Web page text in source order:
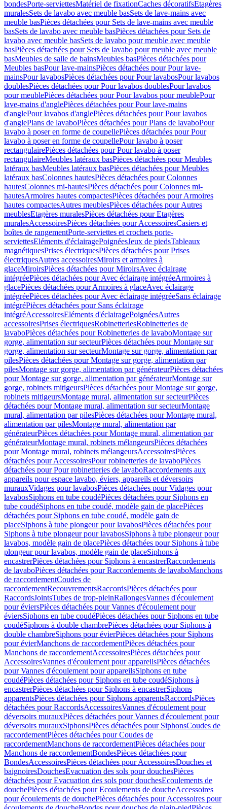
bondesPorte-serviettesMatériel de fixationCaches décoratifsEtagères
muralesSets de lavabo avec meuble basSets de lave-mains avec
meuble basPièces détachées pour Sets de lave-mains avec meuble
basSets de lavabo avec meuble basPièces détachées pour Sets de
lavabo avec meuble basSets de lavabo pour meuble avec meuble
basPièces détachées pour Sets de lavabo pour meuble avec meuble
basMeubles de salle de bainsMeubles basPièces détachées pour
Meubles basPour lave-mainsPièces détachées pour Pour lave-
mainsPour lavabosPièces détachées pour Pour lavabosPour lavabos
doublesPièces détachées pour Pour lavabos doublesPour lavabos
pour meublePièces détachées pour Pour lavabos pour meublePour
lave-mains d'anglePièces détachées pour Pour lave-mains
d'anglePour lavabos d'anglePièces détachées pour Pour lavabos
d'anglePlans de lavaboPièces détachées pour Plans de lavaboPour
lavabo à poser en forme de coupellePièces détachées pour Pour
lavabo à poser en forme de coupellePour lavabo à poser
rectangulairePièces détachées pour Pour lavabo à poser
rectangulaireMeubles latéraux basPièces détachées pour Meubles
latéraux basMeubles latéraux basPièces détachées pour Meubles
latéraux basColonnes hautesPièces détachées pour Colonnes
hautesColonnes mi-hautesPièces détachées pour Colonnes mi-
hautesArmoires hautes compactesPièces détachées pour Armoires
hautes compactesAutres meublesPièces détachées pour Autres
meublesEtagères muralesPièces détachées pour Etagères
muralesAccessoiresPièces détachées pour AccessoiresCasiers et
boîtes de rangementPorte-serviettes et crochets porte-
serviettesEléments d'éclairagePoignéesJeux de piedsTableaux
magnétiquesPrises électriquesPièces détachées pour Prises
électriquesAutres accessoiresMiroirs et armoires à
glaceMiroirsPièces détachées pour MiroirsAvec éclairage
intégréePièces détachées pour Avec éclairage intégréeArmoires à
glacePièces détachées pour Armoires à glaceAvec éclairage
intégréePièces détachées pour Avec éclairage intégréeSans éclairage
intégréPièces détachées pour Sans éclairage
intégréAccessoiresEléments d'éclairagePoignéesAutres
accessoiresPrises électriquesRobinetteriesRobinetteries de
lavaboPièces détachées pour Robinetteries de lavaboMontage sur
gorge, alimentation sur secteurPièces détachées pour Montage sur
gorge, alimentation sur secteurMontage sur gorge, alimentation par
pilesPièces détachées pour Montage sur gorge, alimentation par
pilesMontage sur gorge, alimentation par générateurPièces détachées
pour Montage sur gorge, alimentation par générateurMontage sur
gorge, robinets mitigeursPièces détachées pour Montage sur gorge,
robinets mitigeursMontage mural, alimentation sur secteurPièces
détachées pour Montage mural, alimentation sur secteurMontage
mural, alimentation par pilesPièces détachées pour Montage mural,
alimentation par pilesMontage mural, alimentation par
générateurPièces détachées pour Montage mural, alimentation par
générateurMontage mural, robinets mélangeursPièces détachées
pour Montage mural, robinets mélangeursAccessoiresPièces
détachées pour AccessoiresPour robinetteries de lavaboPièces
détachées pour Pour robinetteries de lavaboRaccordements aux
appareils pour espace lavabo, éviers, appareils et déversoirs
murauxVidages pour lavabosPièces détachées pour Vidages pour
lavabosSiphons en tube coudéPièces détachées pour Siphons en
tube coudéSiphons en tube coudé, modèle gain de placePièces
détachées pour Siphons en tube coudé, modèle gain de
placeSiphons à tube plongeur pour lavabosPièces détachées pour
Siphons à tube plongeur pour lavabosSiphons à tube plongeur pour
lavabos, modèle gain de placePièces détachées pour Siphons à tube
plongeur pour lavabos, modèle gain de placeSiphons à
encastrerPièces détachées pour Siphons à encastrerRaccordements
de lavaboPièces détachées pour Raccordements de lavaboManchons
de raccordementCoudes de
raccordementRecouvrementsRaccordsPièces détachées pour
RaccordsJointsTubes de trop-pleinRallongesVannes d'écoulement
pour éviersPièces détachées pour Vannes d'écoulement pour
éviersSiphons en tube coudéPièces détachées pour Siphons en tube
coudéSiphons à double chambrePièces détachées pour Siphons à
double chambreSiphons pour évierPièces détachées pour Siphons
pour évierManchons de raccordementPièces détachées pour
Manchons de raccordementAccessoiresPièces détachées pour
AccessoiresVannes d'écoulement pour appareilsPièces détachées
pour Vannes d'écoulement pour appareilsSiphons en tube
coudéPièces détachées pour Siphons en tube coudéSiphons à
encastrerPièces détachées pour Siphons à encastrerSiphons
apparentsPièces détachées pour Siphons apparentsRaccordsPièces
détachées pour RaccordsAccessoiresVannes d'écoulement pour
déversoirs murauxPièces détachées pour Vannes d'écoulement pour
déversoirs murauxSiphonsPièces détachées pour SiphonsCoudes de
raccordementPièces détachées pour Coudes de
raccordementManchons de raccordementPièces détachées pour
Manchons de raccordementBondesPièces détachées pour
BondesAccessoiresPièces détachées pour AccessoiresDouches et
baignoiresDouchesEvacuation des sols pour douchesPièces
détachées pour Evacuation des sols pour douchesEcoulements de
douchePièces détachées pour Ecoulements de doucheAccessoires
pour écoulements de douchePièces détachées pour Accessoires pour